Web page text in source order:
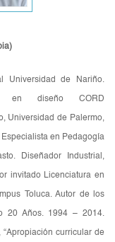
Universidad de Nariño.
en diseño CORD
Universidad de Palermo,
en Pedagogía
Diseñador Industrial,
invitado Licenciatura en
Toluca. Autor de los
20 Años. 1994 – 2014.
curricular de